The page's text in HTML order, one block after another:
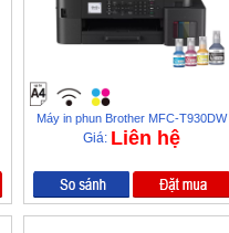
Máy in phun Brother MFC-T930DW
Giá: Liên hệ